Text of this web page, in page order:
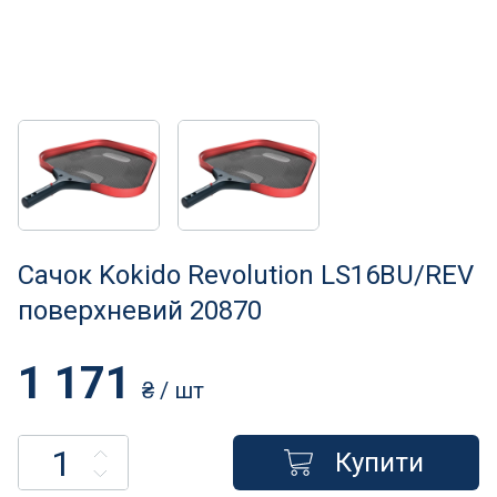
Сходи, душі і поручні
Атракціони для відпочинку
Автоматична очистка
Підйомники для басейнів
Сачок Kokido Revolution LS16BU/REV
поверхневий 20870
1 171 ₴ / шт
Купити